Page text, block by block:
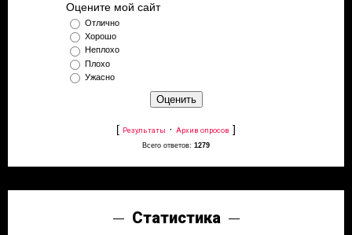
Оцените мой сайт
Отлично
Хорошо
Неплохо
Плохо
Ужасно
[ Результаты · Архив опросов ]
Всего ответов: 1279
Статистика